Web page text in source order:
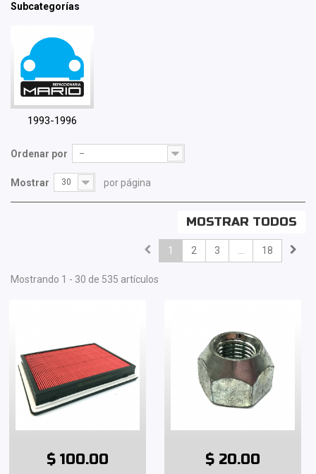
Subcategorías
1993-1996
Ordenar por --
Mostrar 30 por página
MOSTRAR TODOS
1 2 3 ... 18
Mostrando 1 - 30 de 535 artículos
$ 100.00 $ 20.00